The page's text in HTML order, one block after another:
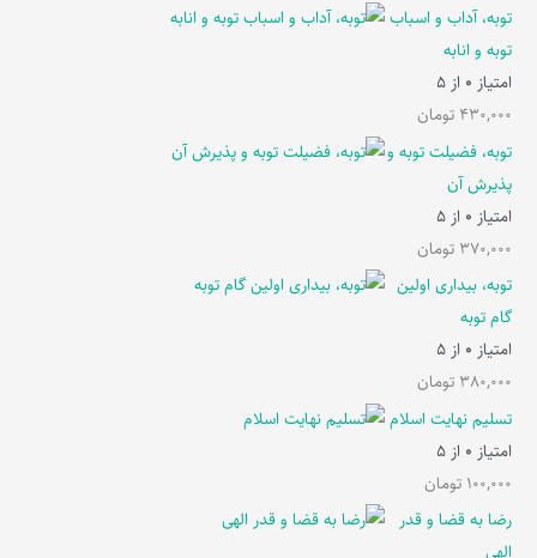
توبه، آداب و اسباب
توبه و انابه
امتیاز 0 از 5
430,000 تومان
توبه، فضیلت توبه و
پذیرش آن
امتیاز 0 از 5
370,000 تومان
توبه، بیداری اولین
گام توبه
امتیاز 0 از 5
380,000 تومان
تسلیم نهایت اسلام
امتیاز 0 از 5
100,000 تومان
رضا به قضا و قدر
الهی